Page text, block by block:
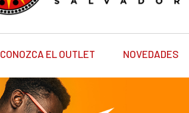
CONOZCA EL OUTLET NOVEDADES